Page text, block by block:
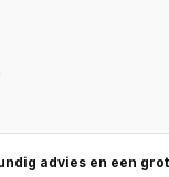
advies en een